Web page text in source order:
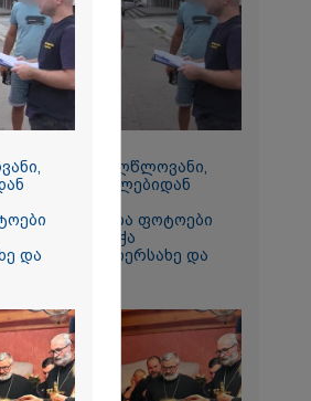
არასრულწლოვანი,
სოცქსელებიდან
ფოტოები
მიანიჭა
იერსახე და
და